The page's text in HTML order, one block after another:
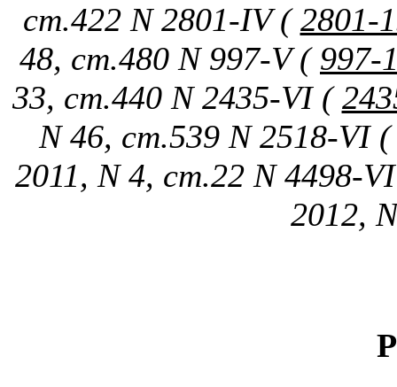
ст.422 N 2801-IV ( 2801-
48, ст.480 N 997-V ( 997-
33, ст.440 N 2435-VI (
N 46, ст.539 N 2518-VI (
2011, N 4, ст.22 N 4498-
2012,